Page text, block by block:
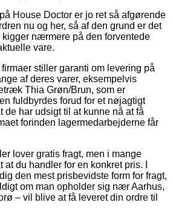
House Doctor er jo ret så afgørende
nu og her, så af den grund er det
kigger nærmere på den forventede
vare.
stiller garanti om levering på
af deres varer, eksempelvis
Thia Grøn/Brun, som er
fuldbyrdes forud for et nøjagtigt
har udsigt til at kunne nå at få
forinden lagermedarbejderne får
lover gratis fragt, men i mange
du handler for en konkret pris. I
den mest prisbevidste form for fragt,
om man opholder sig nær Aarhus,
– vil blive at få leveret din ordre til